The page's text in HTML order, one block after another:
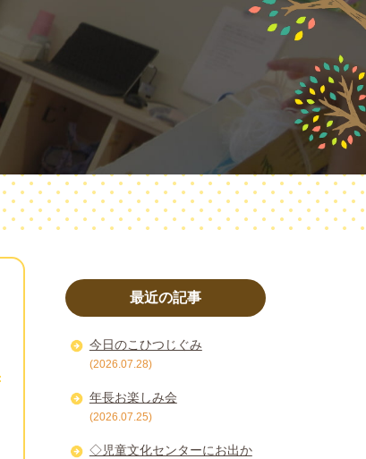
最近の記事
今日のこひつじぐみ
(2026.07.28)
年長お楽しみ会
(2026.07.25)
◇児童文化センターにお出か